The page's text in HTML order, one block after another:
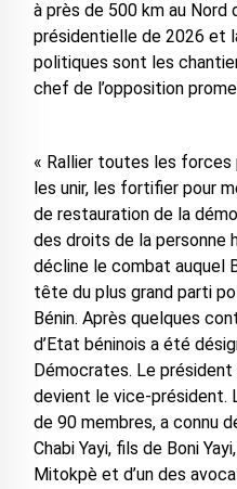
à près de 500 km au Nord
présidentielle de 2026 et
politiques sont les
chef de l’opposition
« Rallier toutes les forces
les unir, les fortifier pour
de restauration de la
des droits de la personne
décline le combat auquel
tête du plus grand parti
Bénin. Après quelques
d’Etat béninois a été
Démocrates. Le
devient le vice-président.
de 90 membres, a connu
Chabi Yayi, fils de Boni
Mitokpè et d’un des